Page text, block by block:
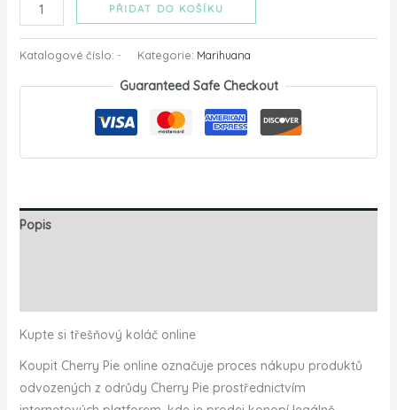
PŘIDAT DO KOŠÍKU
Katalogové číslo: - Kategorie: Marihuana
Guaranteed Safe Checkout
Popis
Kupte si třešňový koláč online
Koupit Cherry Pie online označuje proces nákupu produktů
odvozených z odrůdy Cherry Pie prostřednictvím